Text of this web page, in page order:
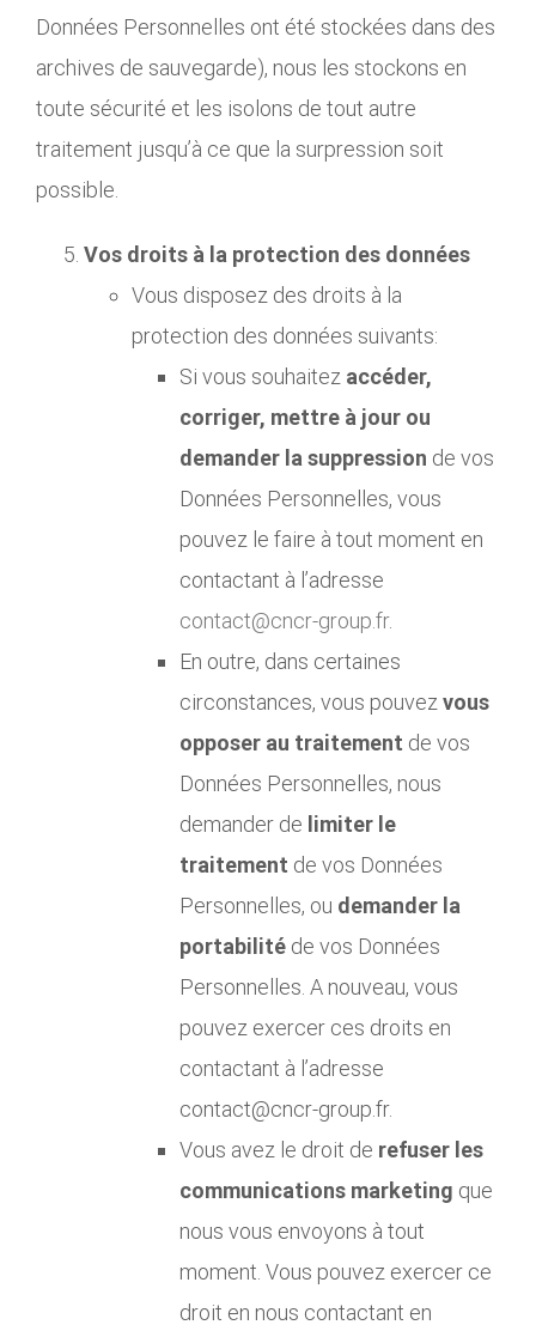
Données Personnelles ont été stockées dans des
archives de sauvegarde), nous les stockons en
toute sécurité et les isolons de tout autre
traitement jusqu’à ce que la surpression soit
possible.
Vos droits à la protection des données
Vous disposez des droits à la
protection des données suivants:
Si vous souhaitez accéder,
corriger, mettre à jour ou
demander la suppression de vos
Données Personnelles, vous
pouvez le faire à tout moment en
contactant à l’adresse
contact@cncr-group.fr.
En outre, dans certaines
circonstances, vous pouvez vous
opposer au traitement de vos
Données Personnelles, nous
demander de limiter le
traitement de vos Données
Personnelles, ou demander la
portabilité de vos Données
Personnelles. A nouveau, vous
pouvez exercer ces droits en
contactant à l’adresse
contact@cncr-group.fr.
Vous avez le droit de refuser les
communications marketing que
nous vous envoyons à tout
moment. Vous pouvez exercer ce
droit en nous contactant en